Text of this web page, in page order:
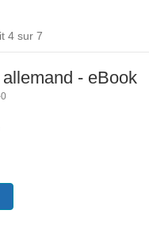
4 sur 7
- eBook